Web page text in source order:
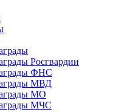
Росгвардии
ФНС
МВД
МО
МЧС